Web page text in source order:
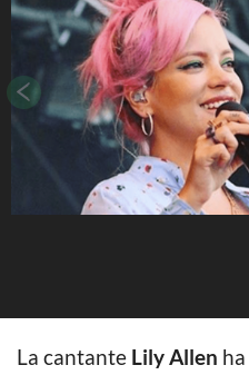
La cantante Lily Allen